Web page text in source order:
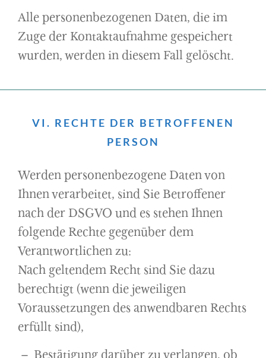
Alle personenbezogenen Daten, die im
Zuge der Kontaktaufnahme gespeichert
wurden, werden in diesem Fall gelöscht.
VI. RECHTE DER BETROFFENEN
PERSON
Werden personenbezogene Daten von
Ihnen verarbeitet, sind Sie Betroffener
nach der DSGVO und es stehen Ihnen
folgende Rechte gegenüber dem
Verantwortlichen zu:
Nach geltendem Recht sind Sie dazu
berechtigt (wenn die jeweiligen
Voraussetzungen des anwendbaren Rechts
erfüllt sind),
Bestätigung darüber zu verlangen, ob